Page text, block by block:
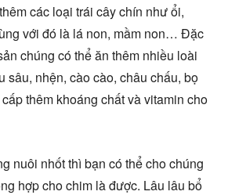
các loại trái cây chín như ổi,
với đó là lá non, mầm non… Đặc
chúng có thể ăn thêm nhiều loài
sâu, nhện, cào cào, châu chấu, bọ
thêm khoáng chất và vitamin cho
nuôi nhốt thì bạn có thể cho chúng
hợp cho chim là được. Lâu lâu bổ